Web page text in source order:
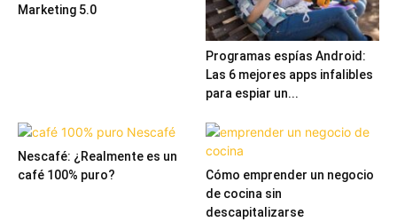
Marketing 5.0
Programas espías Android:
Las 6 mejores apps infalibles
para espiar un...
Nescafé: ¿Realmente es un
café 100% puro?
Cómo emprender un negocio
de cocina sin
descapitalizarse